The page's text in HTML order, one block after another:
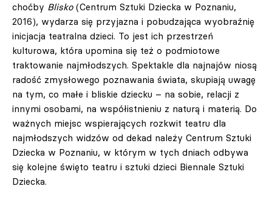
choćby Blisko(Centrum Sztuki Dziecka w Poznaniu,
2016), wydarza się przyjazna i pobudzająca wyobraźnię
inicjacja teatralna dzieci. To jest ich przestrzeń
kulturowa, która upomina się też o podmiotowe
traktowanie najmłodszych. Spektakle dla najnajów niosą
radość zmysłowego poznawania świata, skupiają uwagę
na tym, co małe i bliskie dziecku – na sobie, relacji z
innymi osobami, na współistnieniu z naturą i materią. Do
ważnych miejsc wspierających rozkwit teatru dla
najmłodszych widzów od dekad należy Centrum Sztuki
Dziecka w Poznaniu, w którym w tych dniach odbywa
się kolejne święto teatru i sztuki dzieci Biennale Sztuki
Dziecka.